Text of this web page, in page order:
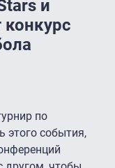
и
конкурс
по
этого события,